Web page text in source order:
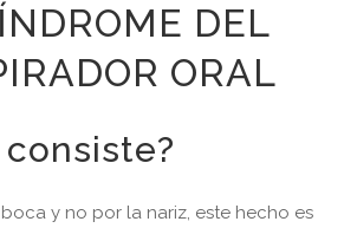
DEL
ORAL
y no por la nariz, este hecho es